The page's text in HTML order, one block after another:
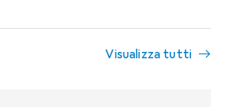
Visualizza tutti